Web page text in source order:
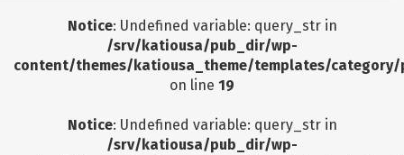
Notice: Undefined variable: query_str in
/srv/katiousa/pub_dir/wp-
content/themes/katiousa_theme/templates/
on line 19
Notice: Undefined variable: query_str in
/srv/katiousa/pub_dir/wp-